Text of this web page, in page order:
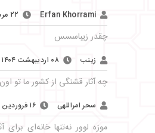
Erfan Khorrami ۲۲ مرداد ۱۴۰۴
چقدر زیباسسس
زینب ۰۸ اردیبهشت ۱۴۰۴
چه آثار قشنگی از کشور ما تو
سحر امراللهی ۱۶ فروردین ۱۴۰۴
موزه لوور نه‌تنها خانه‌ای